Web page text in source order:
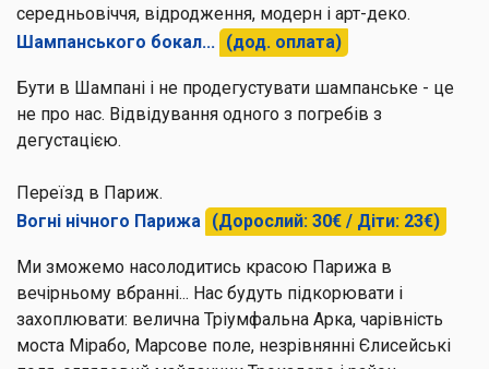
середньовіччя, відродження, модерн і арт-деко.
Шампанського бокал...
(дод. оплата)
Бути в Шампані і не продегустувати шампанське - це
не про нас. Відвідування одного з погребів з
дегустацією.
Переїзд в Париж.
Вогні нічного Парижа
(Дорослий: 30€ / Діти: 23€)
Ми зможемо насолодитись красою Парижа в
вечірньому вбранні... Нас будуть підкорювати і
захоплювати: велична Тріумфальна Арка, чарівність
моста Мірабо, Марсове поле, незрівнянні Єлисейські